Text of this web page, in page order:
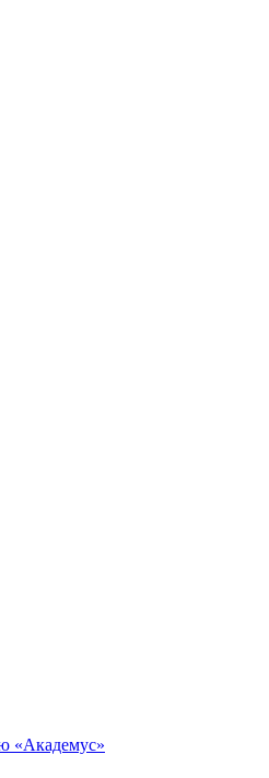
«Академус»